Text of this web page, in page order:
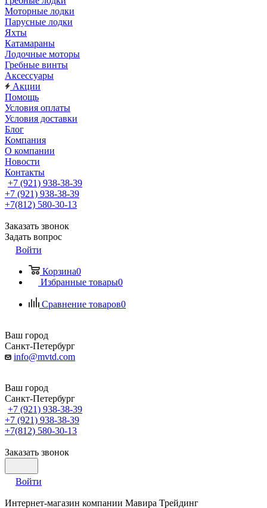
Моторные лодки
Парусные лодки
Яхты
Катамараны
Лодочные моторы
Гребные винты
Аксессуары
Акции
Помощь
Условия оплаты
Условия доставки
Блог
Компания
О компании
Новости
Контакты
+7 (921) 938-38-39
+7 (921) 938-38-39
+7(812) 580-30-13
Заказать звонок
Задать вопрос
Войти
Корзина0
Избранные товары0
Сравнение товаров0
Ваш город
Санкт-Петербург
info@mvtd.com
Ваш город
Санкт-Петербург
+7 (921) 938-38-39
+7 (921) 938-38-39
+7(812) 580-30-13
Заказать звонок
Войти
Интернет-магазин компании Мавира Трейдинг